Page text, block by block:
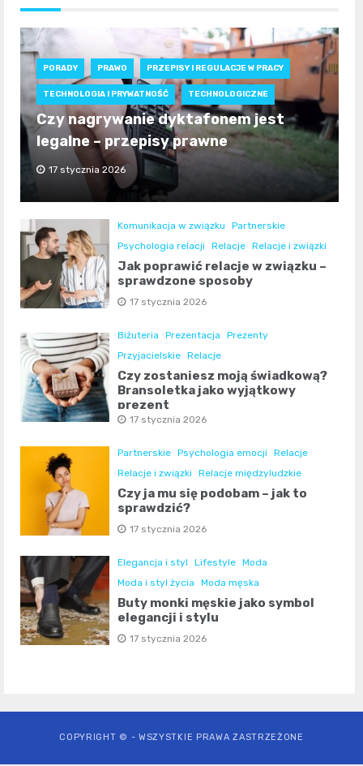
PORADY PRAWO PRZEPISY I REGULACJE W PRACY
TECHNOLOGIA I PRYWATNOŚĆ TECHNOLOGICZNE
Czy nagrywanie dyktafonem jest
legalne – przepisy prawne
17 stycznia 2026
Komunikacja w związku
Partnerskie
Psychologia relacji
Relacje Relacje i związki
Jak poprawić relacje w związku –
sprawdzone sposoby
17 stycznia 2026
Biżuteria Prezentacja
Prezenty
Przyjacielskie Relacje
Czy zostaniesz moją świadkową?
Bransoletka jako wyjątkowy
prezent
17 stycznia 2026
Partnerskie Psychologia emocji
Relacje
Relacje i związki
Relacje międzyludzkie
Czy ja mu się podobam – jak to
sprawdzić?
17 stycznia 2026
Elegancja i styl Lifestyle Moda
Moda i styl życia
Moda męska
Buty monki męskie jako symbol
elegancji i stylu
17 stycznia 2026
COPYRIGHT © - WSZYSTKIE PRAWA ZASTRZEŻONE